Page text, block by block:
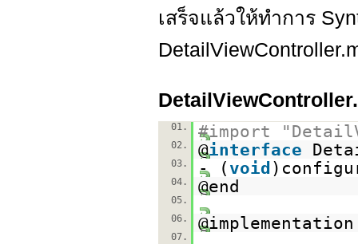
เสร็จแล้วให้ทำการ
01. #import
02. @interface
03. - ( void
04. @end
05.
06.
07.